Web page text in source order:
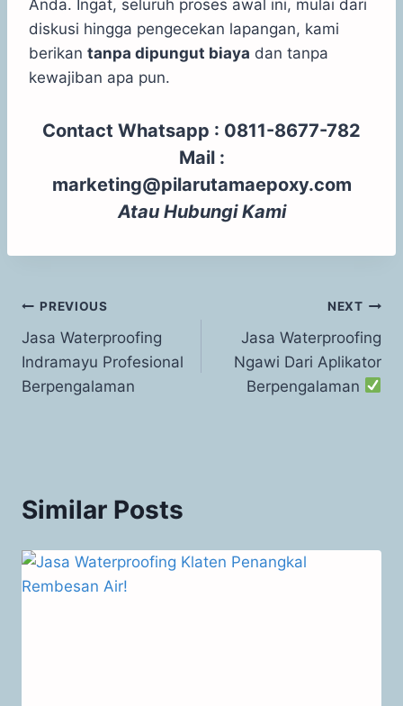
Anda. Ingat, seluruh proses awal ini, mulai dari
diskusi hingga pengecekan lapangan, kami
berikan tanpa dipungut biaya dan tanpa
kewajiban apa pun.
Contact Whatsapp : 0811-8677-782
Mail :
marketing@pilarutamaepoxy.com
Atau Hubungi Kami
PREVIOUS
Jasa Waterproofing
Indramayu Profesional
Berpengalaman
NEXT
Jasa Waterproofing
Ngawi Dari Aplikator
Berpengalaman
Similar Posts